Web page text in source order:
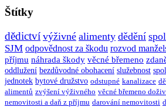
Štítky
dědictví výživné alimenty dědění
SJM odpovědnost za škodu rozvod
příjmu náhrada škody věcné břemeno
oddlužení bezdůvodné obohacení služebnost
jednotek bytové družstvo odstupné kanalizace
alimentů zvýšení výživného věcné břemeno
nemovitosti a daň z příjmu darování nemovitosti